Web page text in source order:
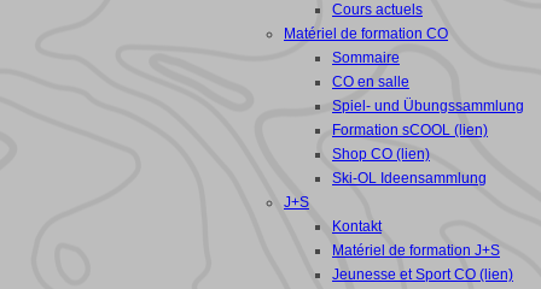
Cours actuels
Matériel de formation CO
Sommaire
CO en salle
Spiel- und Übungssammlung
Formation sCOOL (lien)
Shop CO (lien)
Ski-OL Ideensammlung
J+S
Kontakt
Matériel de formation J+S
Jeunesse et Sport CO (lien)